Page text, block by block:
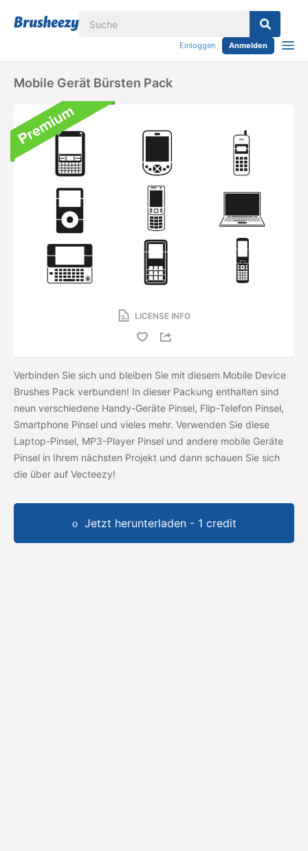
Einloggen Anmelden
Mobile Gerät Bürsten Pack
LICENSE INFO
Verbinden Sie sich und bleiben Sie mit diesem Mobile Device
Brushes Pack verbunden! In dieser Packung enthalten sind
neun verschiedene Handy-Geräte Pinsel, Flip-Telefon Pinsel,
Smartphone Pinsel und vieles mehr. Verwenden Sie diese
Laptop-Pinsel, MP3-Player Pinsel und andere mobile Geräte
Pinsel in Ihrem nächsten Projekt und dann schauen Sie sich
die über auf Vecteezy!
Jetzt herunterladen - 1 credit